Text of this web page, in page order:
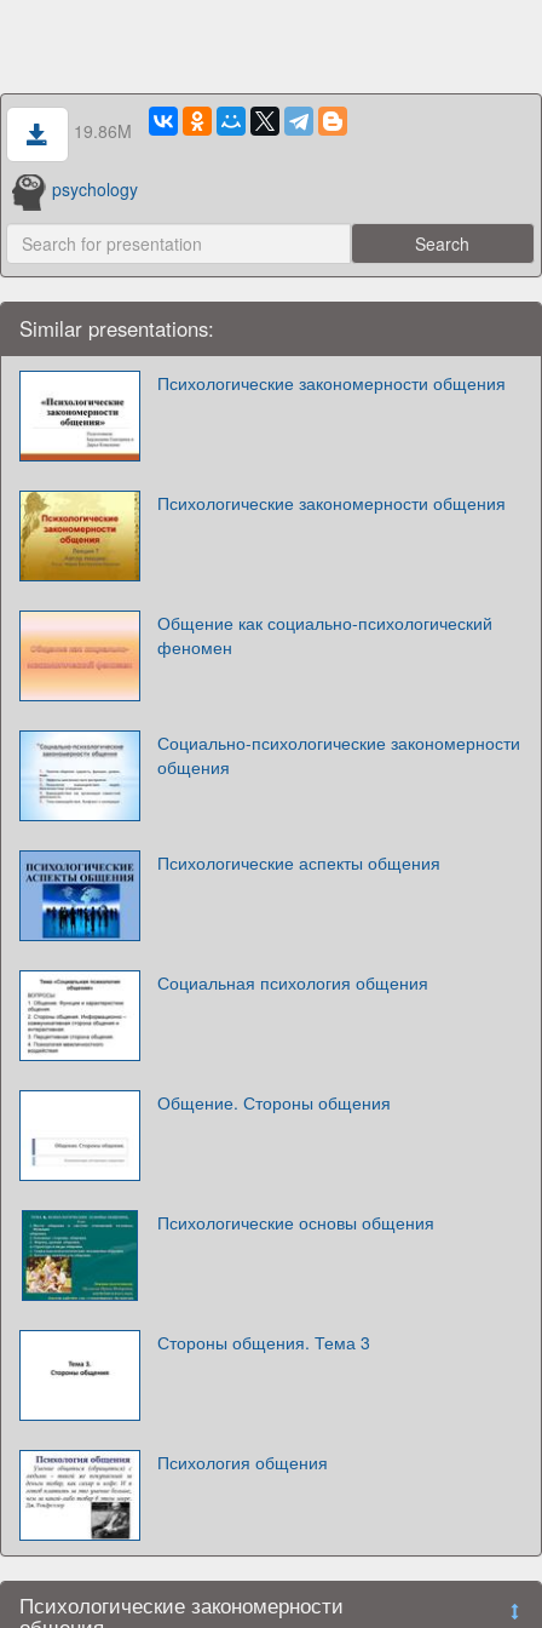
19.86M
psychology
Similar presentations:
Психологические закономерности общения
Психологические закономерности общения
Общение как социально-психологический
феномен
Социально-психологические закономерности
общения
Психологические аспекты общения
Социальная психология общения
Общение. Стороны общения
Психологические основы общения
Стороны общения. Тема 3
Психология общения
Психологические закономерности